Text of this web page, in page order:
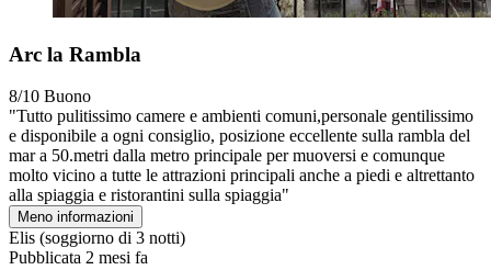
Arc la Rambla
8/10 Buono
"Tutto pulitissimo camere e ambienti comuni,personale gentilissimo
e disponibile a ogni consiglio, posizione eccellente sulla rambla del
mar a 50.metri dalla metro principale per muoversi e comunque
molto vicino a tutte le attrazioni principali anche a piedi e altrettanto
alla spiaggia e ristorantini sulla spiaggia"
Meno informazioni
Elis (soggiorno di 3 notti)
Pubblicata 2 mesi fa